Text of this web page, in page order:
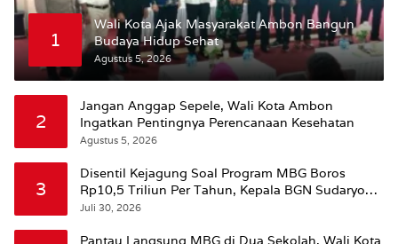
1
Wali Kota Ajak Masyarakat Ambon Bangun
Budaya Hidup Sehat
Agustus 5, 2026
2
Jangan Anggap Sepele, Wali Kota Ambon
Ingatkan Pentingnya Perencanaan Kesehatan
Agustus 5, 2026
3
Disentil Kejagung Soal Program MBG Boros
Rp10,5 Triliun Per Tahun, Kepala BGN Sudaryono
Beri Penjelasan
Juli 30, 2026
Pantau Langsung MBG di Dua Sekolah, Wali Kota